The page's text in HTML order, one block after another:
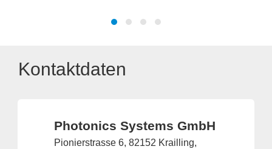
Kontaktdaten
Photonics Systems GmbH
Pionierstrasse 6, 82152 Krailling,